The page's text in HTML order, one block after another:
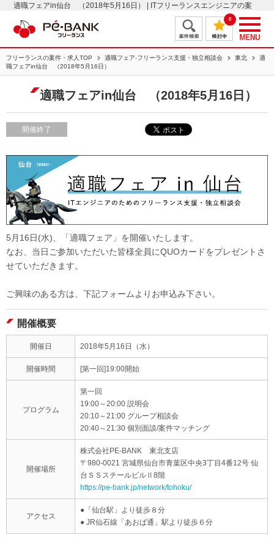
適職フェアin仙台 （2018年5月16日） | ITフリーランスエンジニアの案
0
フリーランスの案件・求人TOP 適職フェア-フリーランス支援・独立相談会 東北
適
職フェアin仙台 （2018年5月16日）
適職フェアin仙台 （2018年5月16日）
開催終了
5月16日(水)、「適職フェア」を開催いたします。
なお、当日ご参加いただいた皆様全員にQUOカードをプレゼントさ
せていただきます。
ご興味のある方は、下記フォームよりお申込み下さい。
開催概要
開催日 2018年5月16日（水）
開催時間 [第一回]19:00開始
プログラム
第一回
19:00～20:00 説明会
20:10～21:00 グループ相談会
20:40～21:30 個別面談/案件マッチング
開催場所
株式会社PE-BANK 東北支店
〒980-0021 宮城県仙台市青葉区中央3丁目4番12号 仙
台ＳＳスチールビルⅡ8階
https://pe-bank.jp/network/tohoku/
アクセス
●「仙台駅」より徒歩８分
● JR仙石線「あおば通」駅より徒歩６分